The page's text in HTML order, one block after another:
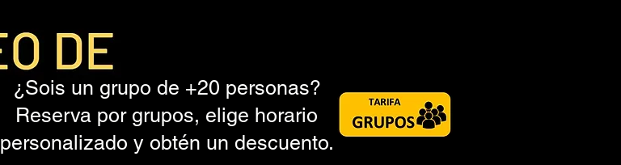
¿Sois un grupo de +20 personas?
Reserva por grupos, elige horario
personalizado y obtén un descuento.